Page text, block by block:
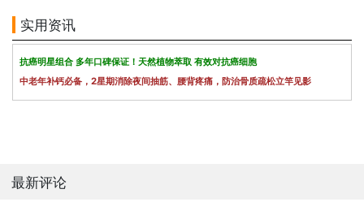
实用资讯
抗癌明星组合 多年口碑保证！天然植物萃取 有效对抗癌细胞
中老年补钙必备，2星期消除夜间抽筋、腰背疼痛，防治骨质疏松立竿见影
最新评论